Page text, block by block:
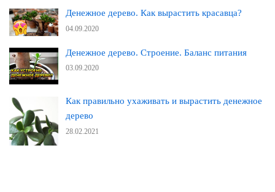
Денежное дерево. Как вырастить красавца?
04.09.2020
Денежное дерево. Строение. Баланс питания
03.09.2020
Как правильно ухаживать и вырастить денежное
дерево
28.02.2021